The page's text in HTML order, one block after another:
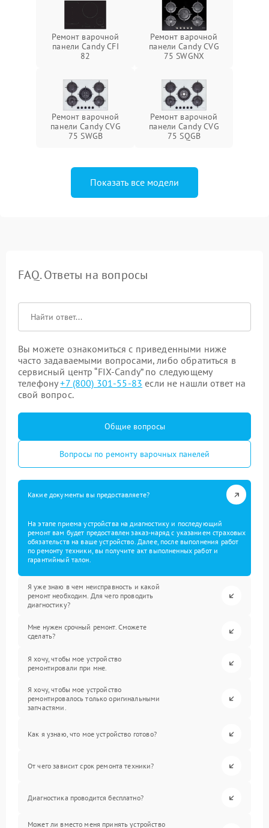
Ремонт варочной
панели Candy CFI
82
Ремонт варочной
панели Candy CVG
75 SWGNX
Ремонт варочной
панели Candy CVG
75 SWGB
Ремонт варочной
панели Candy CVG
75 SQGB
Показать все модели
FAQ. Ответы на вопросы
Вы можете ознакомиться с приведенными ниже
часто задаваемыми вопросами, либо обратиться в
сервисный центр “FIX-Candy” по следующему
телефону+7 (800) 301-55-83 если не нашли ответ на
свой вопрос.
Общие вопросы
Вопросы по ремонту варочных панелей
Какие документы вы предоставляете?
На этапе приема устройства на диагностику и последующий
ремонт вам будет предоставлен заказ-наряд с указанием страховых
обязательств на ваше устройство. Далее, после выполнения работ
по ремонту техники, вы получите акт выполненных работ и
гарантийный талон.
Я уже знаю в чем неисправность и какой
ремонт необходим. Для чего проводить
диагностику?
Мне нужен срочный ремонт. Сможете
сделать?
Я хочу, чтобы мое устройство
ремонтировали при мне.
Я хочу, чтобы мое устройство
ремонтировалось только оригинальными
запчастями.
Как я узнаю, что мое устройство готово?
От чего зависит срок ремонта техники?
Диагностика проводится бесплатно?
Может ли вместо меня принять устройство